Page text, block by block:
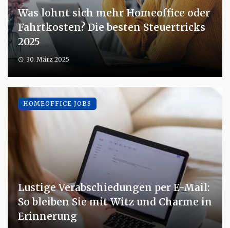
Was lohnt sich mehr Homeoffice oder
Fahrtkosten? Die besten Steuertricks
2025
30. März 2025
Lustige Verabschiedungen per E-Mail:
So bleiben Sie mit Witz und Charme in
Erinnerung
HOMEOFFICE JOBS